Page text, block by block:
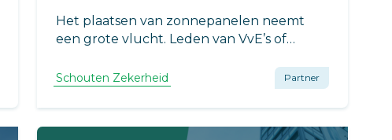
Het plaatsen van zonnepanelen neemt
een grote vlucht. Leden van VvE’s of
op het gebouw en daarvoor is wel
toestemming nodig van de Algemene
Leden Vergadering. Bij het plaatsen van
zonnepanelen zijn risico’s. Welke?
Schouten Zekerheid Partner